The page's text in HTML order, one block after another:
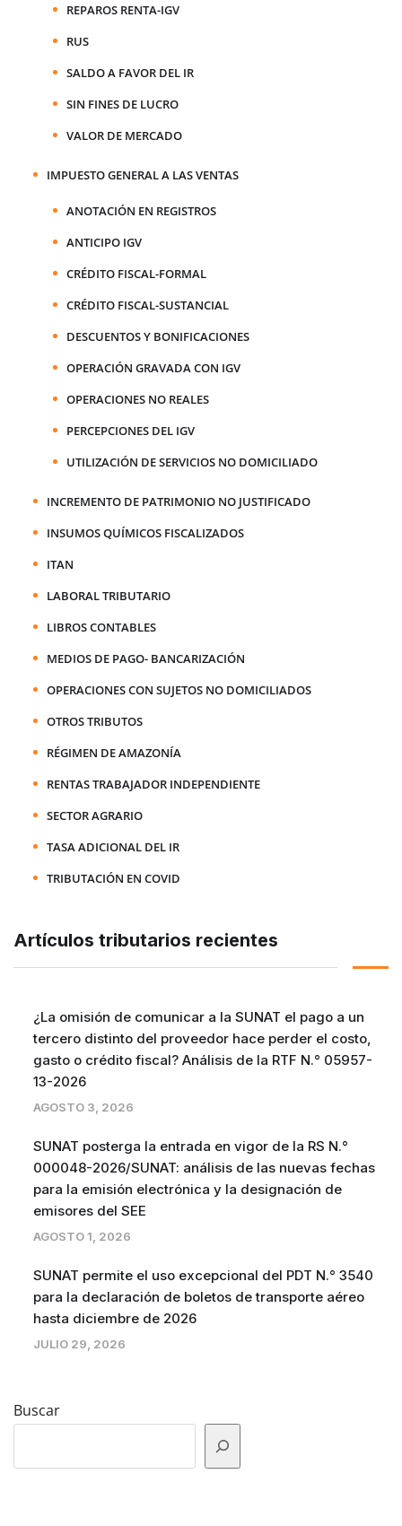
REPAROS RENTA-IGV
RUS
SALDO A FAVOR DEL IR
SIN FINES DE LUCRO
VALOR DE MERCADO
IMPUESTO GENERAL A LAS VENTAS
ANOTACIÓN EN REGISTROS
ANTICIPO IGV
CRÉDITO FISCAL-FORMAL
CRÉDITO FISCAL-SUSTANCIAL
DESCUENTOS Y BONIFICACIONES
OPERACIÓN GRAVADA CON IGV
OPERACIONES NO REALES
PERCEPCIONES DEL IGV
UTILIZACIÓN DE SERVICIOS NO DOMICILIADO
INCREMENTO DE PATRIMONIO NO JUSTIFICADO
INSUMOS QUÍMICOS FISCALIZADOS
ITAN
LABORAL TRIBUTARIO
LIBROS CONTABLES
MEDIOS DE PAGO- BANCARIZACIÓN
OPERACIONES CON SUJETOS NO DOMICILIADOS
OTROS TRIBUTOS
RÉGIMEN DE AMAZONÍA
RENTAS TRABAJADOR INDEPENDIENTE
SECTOR AGRARIO
TASA ADICIONAL DEL IR
TRIBUTACIÓN EN COVID
Artículos tributarios recientes
¿La omisión de comunicar a la SUNAT el pago a un
tercero distinto del proveedor hace perder el costo,
gasto o crédito fiscal? Análisis de la RTF N.° 05957-
13-2026
AGOSTO 3, 2026
SUNAT posterga la entrada en vigor de la RS N.°
000048-2026/SUNAT: análisis de las nuevas fechas
para la emisión electrónica y la designación de
emisores del SEE
AGOSTO 1, 2026
SUNAT permite el uso excepcional del PDT N.° 3540
para la declaración de boletos de transporte aéreo
hasta diciembre de 2026
JULIO 29, 2026
Buscar